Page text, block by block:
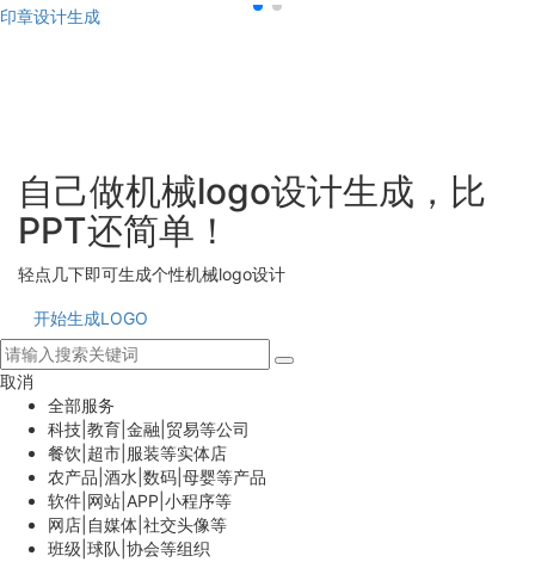
印章设计生成
自己做机械logo设计生成，比
PPT还简单！
轻点几下即可生成个性机械logo设计
开始生成LOGO
取消
全部服务
科技|教育|金融|贸易等公司
餐饮|超市|服装等实体店
农产品|酒水|数码|母婴等产品
软件|网站|APP|小程序等
网店|自媒体|社交头像等
班级|球队|协会等组织